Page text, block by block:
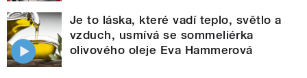
Je to láska, které vadí teplo, světlo a
vzduch, usmívá se sommeliérka
olivového oleje Eva Hammerová